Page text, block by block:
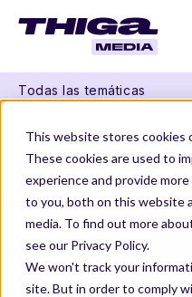
This website stores cookies
These cookies are used to
experience and provide
to you, both on this website
media. To find out more
see our Privacy Policy.
We won't track your
site. But in order to comply
Todas las temáticas
Thiga Media Data & IA